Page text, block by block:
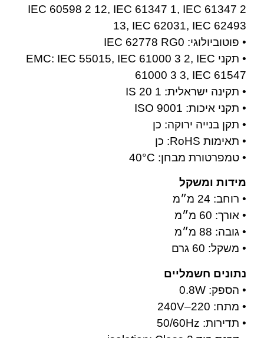
IEC 60598 2 12, IEC 61347 1, IEC 61347 2
13, IEC 62031, IEC 62493
• פוטוביולוגי: IEC 62778 RG0
• תקני EMC: IEC 55015, IEC 61000 3 2, IEC
61000 3 3, IEC 61547
• תקינה ישראלית: IS 20 1
• תקני איכות: ISO 9001
• תקן בנייה ירוקה: כן
• תאימות RoHS: כן
• טמפרטורת מבחן: 40°C
מידות ומשקל
• רוחב: 24 מ״מ
• אורך: 60 מ״מ
• גובה: 88 מ״מ
• משקל: 60 גרם
נתונים חשמליים
• הספק: 0.8W
• מתח: 220–240V
• תדירות: 50/60Hz